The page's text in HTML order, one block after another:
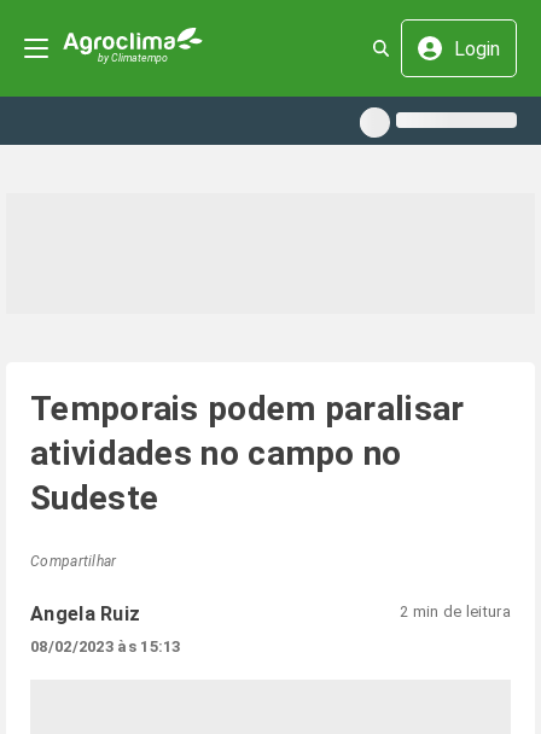
Login
Temporais podem paralisar
atividades no campo no
Sudeste
Compartilhar
Angela Ruiz
08/02/2023 às 15:13
2 min de leitura